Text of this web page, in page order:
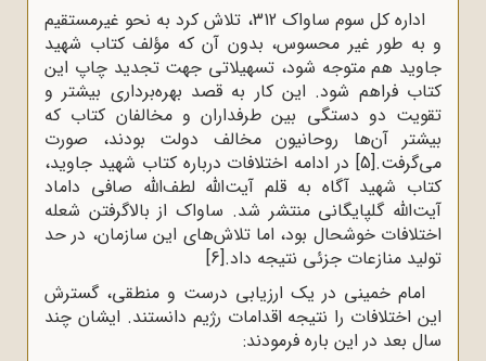
اداره کل سوم ساواک 312، تلاش کرد به نحو غیرمستقیم
و به طور غیر محسوس، بدون آن که مؤلف کتاب شهید
جاوید هم متوجه شود، تسهیلاتی جهت تجدید چاپ این
کتاب فراهم شود. این کار به قصد بهره‌برداری بیشتر و
تقویت دو دستگی بین طرفداران و مخالفان کتاب که
بیشتر آن‌ها روحانیون مخالف دولت بودند، صورت
می‌گرفت.[5]
در ادامه اختلافات درباره کتاب شهید جاوید،
کتاب شهید آگاه به قلم آیت‌الله لطف‌الله صافی داماد
آیت‌الله گلپایگانی منتشر شد. ساواک از بالاگرفتن شعله
اختلافات خوشحال بود، اما تلاش‌های این سازمان، در حد
تولید منازعات جزئی نتیجه داد.[6]
امام خمینی در یک ارزیابی درست و منطقی، گسترش
این اختلافات را نتیجه اقدامات رژیم دانستند. ایشان چند
سال بعد در این باره فرمودند: